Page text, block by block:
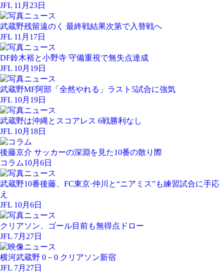
JFL 11月23日
武蔵野残留遠のく 最終戦結果次第で入替戦へ
JFL 11月17日
DF鈴木裕と小野寺 守備重視で無失点達成
JFL 10月19日
武蔵野MF阿部「全然やれる」ラスト5試合に強気
JFL 10月19日
武蔵野は沖縄とスコアレス 6戦勝利なし
JFL 10月18日
後藤京介 サッカーの深淵を見た10番の散り際
コラム10月6日
武蔵野10番後藤、FC東京·仲川と“ニアミス”も練習試合に手応
え
JFL 10月6日
クリアソン、ゴール目前も無得点ドロー
JFL 7月27日
横河武蔵野 0－0 クリアソン新宿
JFL 7月27日